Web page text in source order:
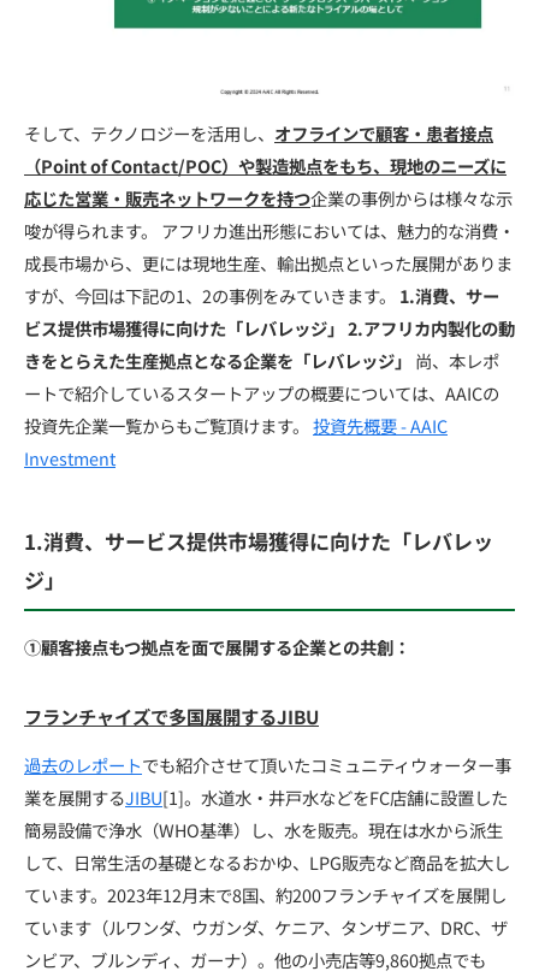
そして、テクノロジーを活用し、 オフラインで顧客・患者接点
（Point of Contact/POC）や製造拠点をもち、現地のニーズに
応じた営業・販売ネットワークを持つ企業の事例からは様々な示
唆が得られます。 アフリカ進出形態においては、魅力的な消費・
成長市場から、更には現地生産、輸出拠点といった展開がありま
すが、今回は下記の1、2の事例をみていきます。 1.消費、サー
ビス提供市場獲得に向けた「レバレッジ」 2.アフリカ内製化の動
きをとらえた生産拠点となる企業を「レバレッジ」 尚、本レポ
ートで紹介しているスタートアップの概要については、AAICの
投資先企業一覧からもご覧頂けます。 投資先概要 - AAIC
Investment
1.消費、サービス提供市場獲得に向けた「レバレッ
ジ」
①顧客接点もつ拠点を面で展開する企業との共創：
フランチャイズで多国展開するJIBU
過去のレポートでも紹介させて頂いたコミュニティウォーター事
業を展開するJIBU[1]。水道水・井戸水などをFC店舗に設置した
簡易設備で浄水（WHO基準）し、水を販売。現在は水から派生
して、日常生活の基礎となるおかゆ、LPG販売など商品を拡大し
ています。2023年12月末で8国、約200フランチャイズを展開し
ています（ルワンダ、ウガンダ、ケニア、タンザニア、DRC、ザ
ンビア、ブルンディ、ガーナ）。他の小売店等9,860拠点でも